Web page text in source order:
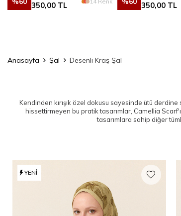
350,00TL 350,00TL
Anasayfa Şal Desenli Kraş Şal
Kendinden kırışık özel dokusu sayesinde ütü
hissettirmeyen bu pratik tasarımlar, Camellia
tasarımlara sahip diğer tüm
YENI